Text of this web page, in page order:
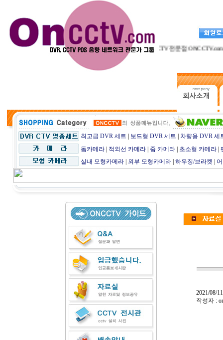
CCTV전문점 ONCCTV.com
최고급 DVR 세트 보드형 DVR 세트
차량용 DVR 세
돔카메라
적외선 카메라 줌 카메라 초소형 카메라
실내 모형카메라
외부 모형카메라 하우징/브라켓
2021/08/
작성자 :